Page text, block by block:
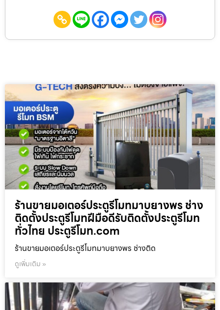
ร้านขายมอเตอร์ประตูรีโมทมาบยางพร ช่าง
ติดตั้งประตูรีโมทฝีมือดีรับติดตั้งประตูรีโมท
ทั่วไทย ประตูรีโมท.com
ร้านขายมอเตอร์ประตูรีโมทมาบยางพร ช่างติด
ดูเพิ่มเติม »